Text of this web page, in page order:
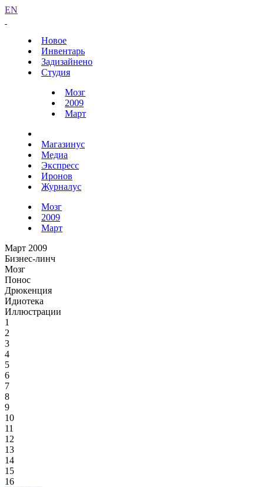
EN
Новое
Инвентарь
Задизайнено
Студия
Мозг
2009
Март
Магазинус
Медиа
Экспресс
Иронов
Журналус
Мозг
2009
Март
Март 2009
Бизнес-линч
Мозг
Понос
Дрюкенция
Идиотека
Иллюстрации
1
2
3
4
5
6
7
8
9
10
11
12
13
14
15
16